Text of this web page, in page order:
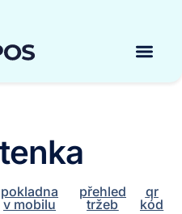
pokladna
v mobilu
přehled
tržeb
qr
kód